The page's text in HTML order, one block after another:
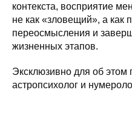
контекста, восприятие
не как «зловещий», а как
переосмысления и
жизненных этапов.
Эксклюзивно для об этом
астропсихолог и